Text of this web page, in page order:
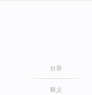
目录
释义